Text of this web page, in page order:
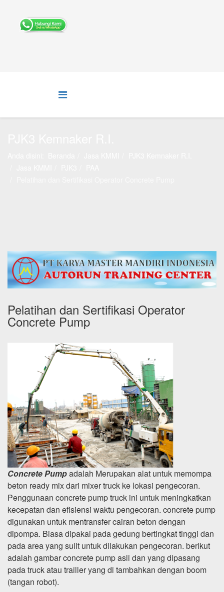
Pelatihan dan Sertifikasi Operator
Concrete Pump
Concrete Pumpadalah Merupakan alat untuk memompa
beton ready mix dari mixer truck ke lokasi pengecoran.
Penggunaan concrete pump truck ini untuk meningkatkan
kecepatan dan efisiensi waktu pengecoran. concrete pump
digunakan untuk mentransfer cairan beton dengan
dipompa. Biasa dipakai pada gedung bertingkat tinggi dan
pada area yang sulit untuk dilakukan pengecoran. berikut
adalah gambar concrete pump asli dan yang dipasang
pada truck atau trailler yang di tambahkan dengan boom
(tangan robot).